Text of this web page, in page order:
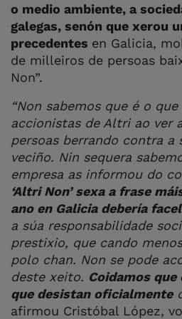
o medio ambiente, a
galegas, senón que xerou
precedentes en Galicia,
de milleiros de persoas
Non”.
“Non sabemos que é o
accionistas de Altri ao ver
persoas berrando contra a
veciño. Nin sequera
empresa as informou do
‘Altri Non’ sexa a frase
ano en Galicia debería
a súa responsabilidade
prestixio, que cando
polo chan. Non se pode
deste xeito. Coidamos que
que desistan oficialmente
afirmou Cristóbal López,